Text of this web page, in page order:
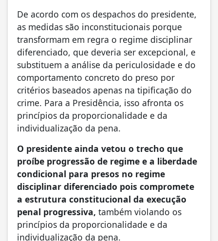
De acordo com os despachos do presidente,
as medidas são inconstitucionais porque
transformam em regra o regime disciplinar
diferenciado, que deveria ser excepcional, e
substituem a análise da periculosidade e do
comportamento concreto do preso por
critérios baseados apenas na tipificação do
crime. Para a Presidência, isso afronta os
princípios da proporcionalidade e da
individualização da pena.
O presidente ainda vetou o trecho que
proíbe progressão de regime e a liberdade
condicional para presos no regime
disciplinar diferenciado pois compromete
a estrutura constitucional da execução
penal progressiva, também violando os
princípios da proporcionalidade e da
individualização da pena.